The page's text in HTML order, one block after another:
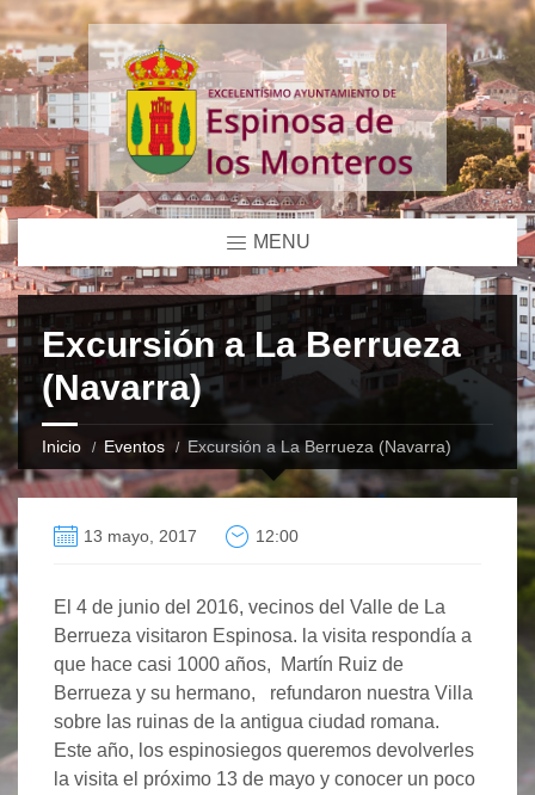
MENU
Excursión a La Berrueza
(Navarra)
Inicio Eventos Excursión a La Berrueza (Navarra)
13 mayo, 2017 12:00
El 4 de junio del 2016, vecinos del Valle de La
Berrueza visitaron Espinosa. la visita respondía a
que hace casi 1000 años, Martín Ruiz de
Berrueza y su hermano, refundaron nuestra Villa
sobre las ruinas de la antigua ciudad romana.
Este año, los espinosiegos queremos devolverles
la visita el próximo 13 de mayo y conocer un poco